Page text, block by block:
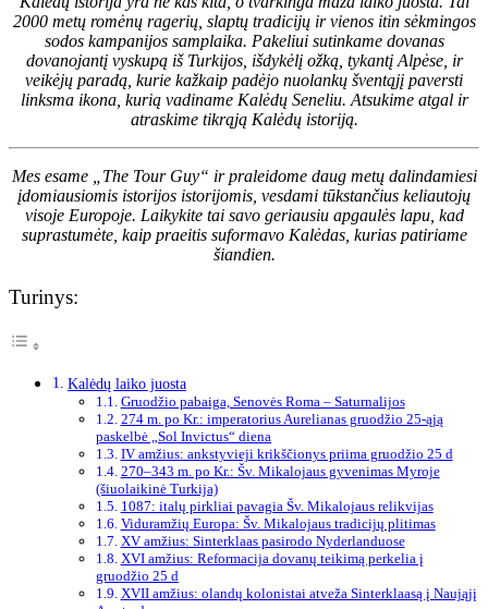
2000 metų romėnų ragerių, slaptų tradicijų ir vienos itin sėkmingos
sodos kampanijos samplaika. Pakeliui sutinkame dovanas
dovanojantį vyskupą iš Turkijos, išdykėlį ožką, tykantį Alpėse, ir
veikėjų paradą, kurie kažkaip padėjo nuolankų šventąjį paversti
linksma ikona, kurią vadiname Kalėdų Seneliu. Atsukime atgal ir
atraskime tikrąją Kalėdų istoriją.
Mes esame „The Tour Guy“ ir praleidome daug metų dalindamiesi
įdomiausiomis istorijos istorijomis, vesdami tūkstančius keliautojų
visoje Europoje. Laikykite tai savo geriausiu apgaulės lapu, kad
suprastumėte, kaip praeitis suformavo Kalėdas, kurias patiriame
šiandien.
Turinys:
Kalėdų laiko juosta
Gruodžio pabaiga, Senovės Roma – Saturnalijos
274 m. po Kr.: imperatorius Aurelianas gruodžio 25-ąją
paskelbė „Sol Invictus“ diena
IV amžius: ankstyvieji krikščionys priima gruodžio 25 d
270–343 m. po Kr.: Šv. Mikalojaus gyvenimas Myroje
(šiuolaikinė Turkija)
1087: italų pirkliai pavagia Šv. Mikalojaus relikvijas
Viduramžių Europa: Šv. Mikalojaus tradicijų plitimas
XV amžius: Sinterklaas pasirodo Nyderlanduose
XVI amžius: Reformacija dovanų teikimą perkelia į
gruodžio 25 d
XVII amžius: olandų kolonistai atveža Sinterklaasą į Naująjį